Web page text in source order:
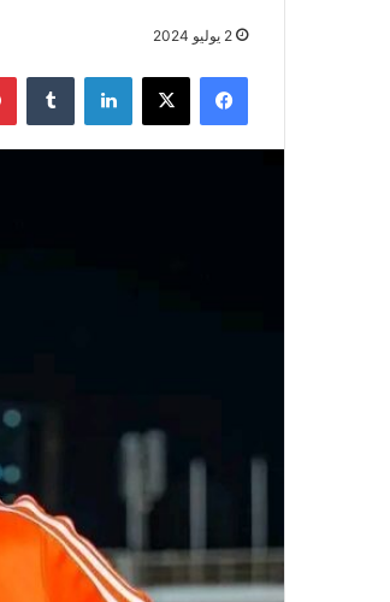
2 يوليو 2024
فيسبوك ‫X لينكدإن